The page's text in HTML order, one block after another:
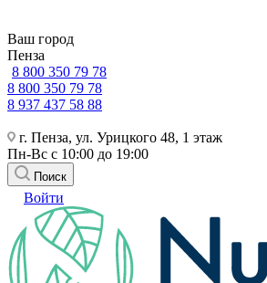
Ваш город
Пенза
8 800 350 79 78
8 800 350 79 78
8 937 437 58 88
г. Пенза, ул. Урицкого 48, 1 этаж
Пн-Вс с 10:00 до 19:00
Поиск
Войти